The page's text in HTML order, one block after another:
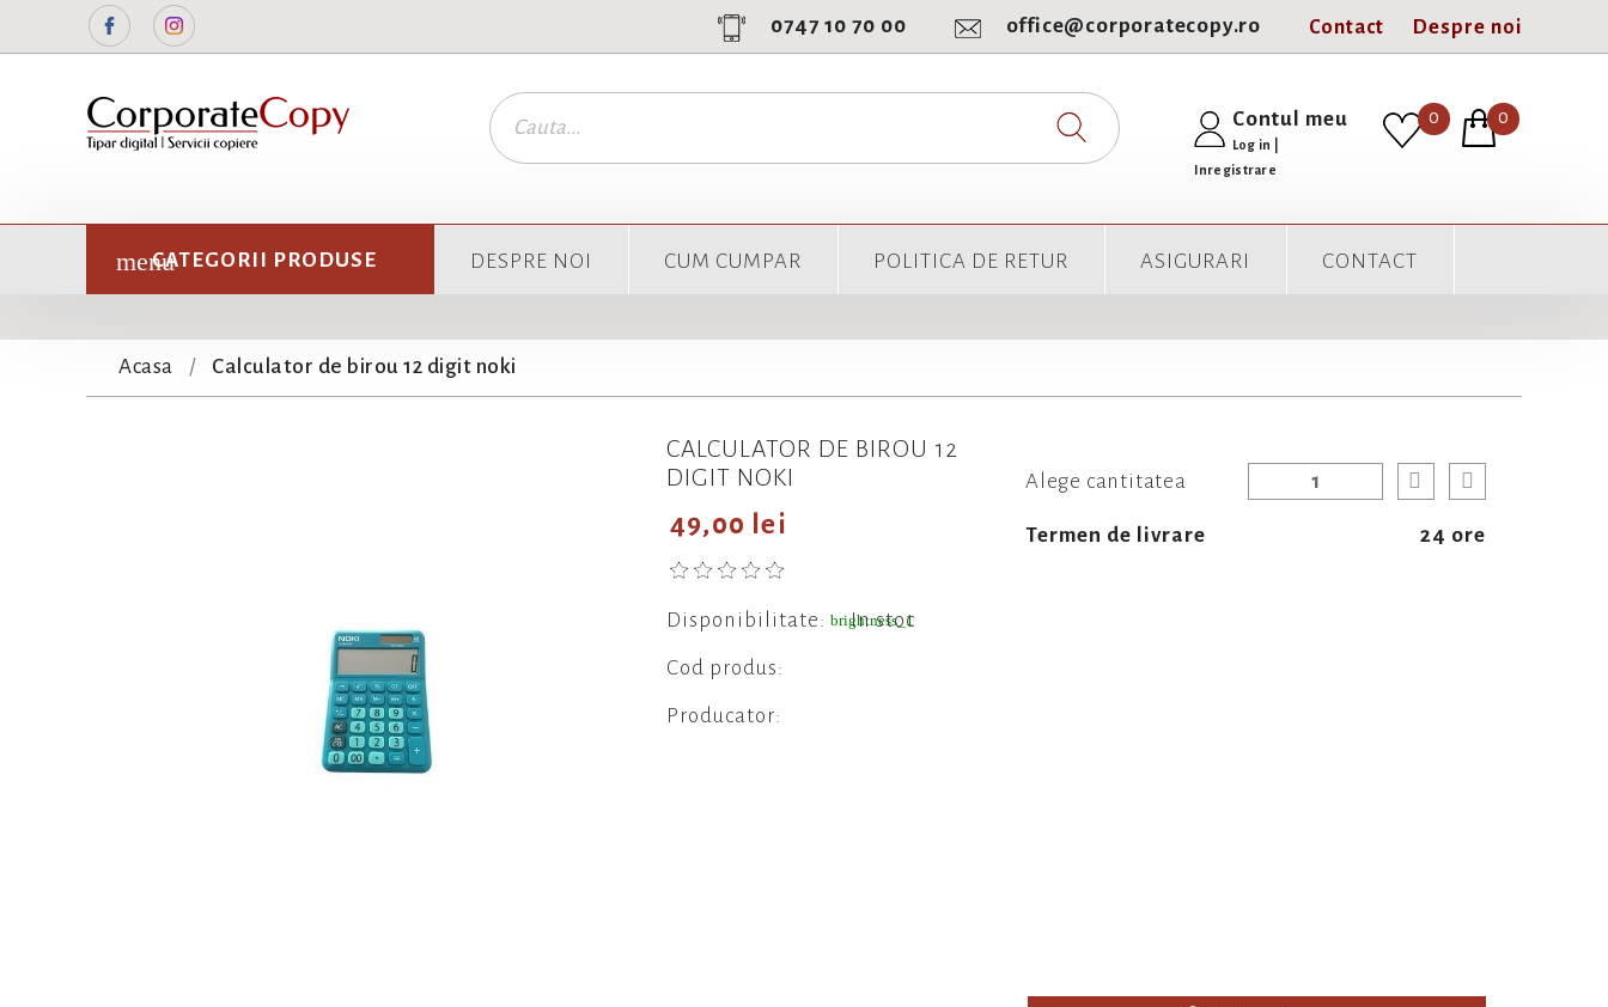
FacebookInstagram 0747 10 70 00 office@corporatecopy.ro Contact Despre noi
Contul meu
Log in
Inregistrare
0 0
CATEGORII PRODUSE DESPRE NOI CUM CUMPAR POLITICA DE RETUR ASIGURARI CONTACT
Acasa Calculator de birou 12 digit noki
CALCULATOR DE BIROU 12
DIGIT NOKI
49,00 lei
Disponibilitate: brightness_1
In stoc
Cod produs:
Producator:
Alege cantitatea
Termen de livrare 24 ore